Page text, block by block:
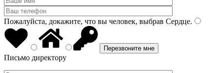
Пожалуйста, докажите, что вы человек, выбрав Сердце.
Письмо директору